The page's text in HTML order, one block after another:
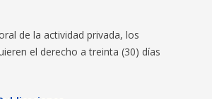
de la actividad privada, los
el derecho a treinta (30) días